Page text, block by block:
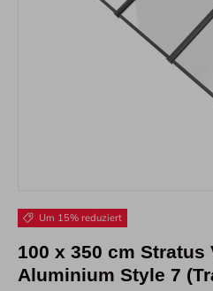
Um 15% reduziert
100 x 350 cm Stratus
Aluminium Style 7